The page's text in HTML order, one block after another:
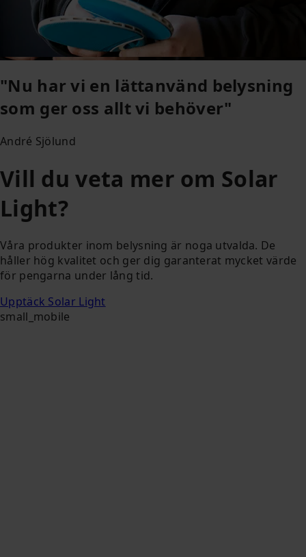
"Nu har vi en lättanvänd belysning
som ger oss allt vi behöver"
André Sjölund
Vill du veta mer om Solar
Light?
Våra produkter inom belysning är noga utvalda. De
håller hög kvalitet och ger dig garanterat mycket värde
för pengarna under lång tid.
Upptäck Solar Light